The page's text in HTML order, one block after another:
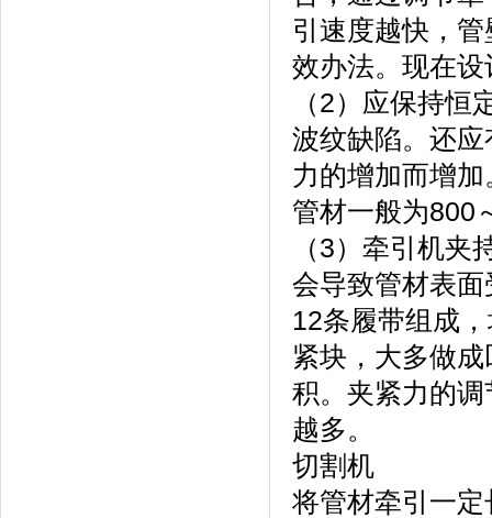
引速度越快，
效办法。现在
（2）应保持
波纹缺陷。还
力的增加而增
管材一般为800
（3）牵引机
会导致管材表
12条履带组成
紧块，大多做
积。夹紧力的
越多。
切割机
将管材牵引一